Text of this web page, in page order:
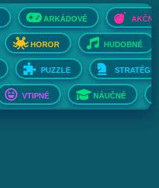
ARKÁDOVÉ AKČNÉ
HOROR HUDOBNÉ
PUZZLE STRATÉGIE
VTIPNÉ NÁUČNÉ